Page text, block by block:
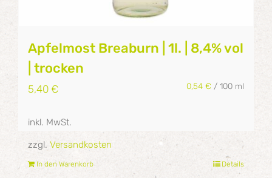
Apfelmost Breaburn | 1l. | 8,4% vol
| trocken
5,40 € 0,54 € / 100 ml
inkl. MwSt.
zzgl. Versandkosten
In den Warenkorb Details